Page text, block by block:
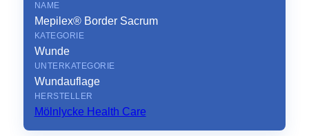
NAME
Mepilex® Border Sacrum
KATEGORIE
Wunde
UNTERKATEGORIE
Wundauflage
HERSTELLER
Mölnlycke Health Care